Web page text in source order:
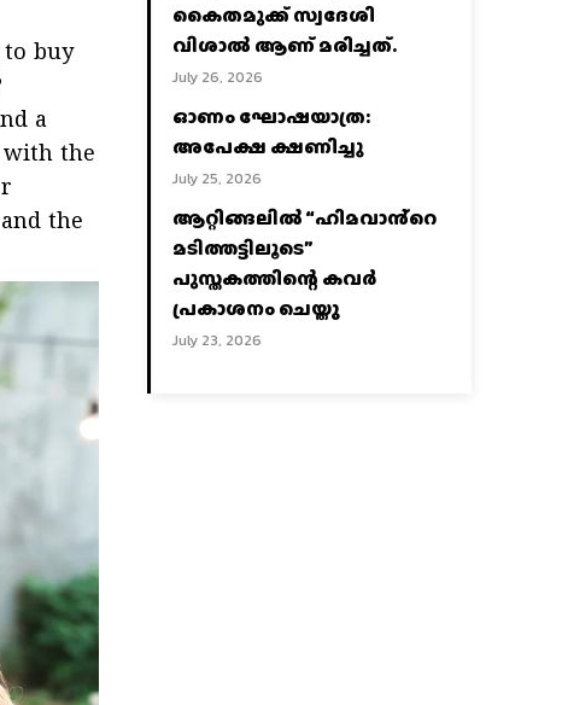
buy
a
with the
the
കൈതമുക്ക് സ്വദേശി
വിശാല്‍ ആണ് മരിച്ചത്.
July 26, 2026
ഓണം ഘോഷയാത്ര:
അപേക്ഷ ക്ഷണിച്ചു
July 25, 2026
ആറ്റിങ്ങലിൽ “ഹിമവാൻ്റെ
മടിത്തട്ടിലൂടെ”
പുസ്തകത്തിന്റെ കവർ
പ്രകാശനം ചെയ്തു
July 23, 2026